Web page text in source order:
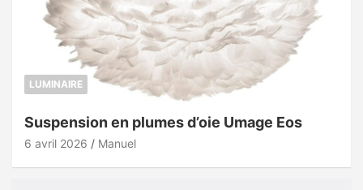
LUMINAIRE
Suspension en plumes d’oie Umage Eos
6 avril 2026 Manuel